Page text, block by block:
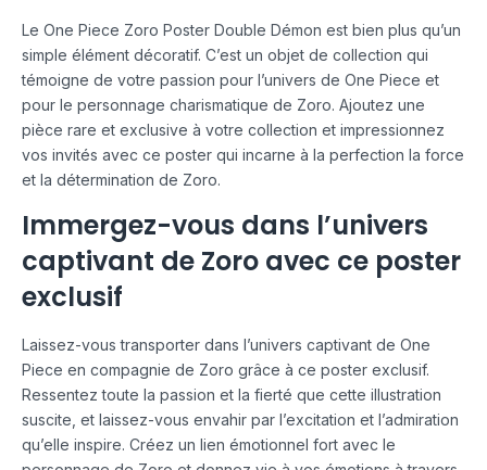
Le One Piece Zoro Poster Double Démon est bien plus qu’un
simple élément décoratif. C’est un objet de collection qui
témoigne de votre passion pour l’univers de One Piece et
pour le personnage charismatique de Zoro. Ajoutez une
pièce rare et exclusive à votre collection et impressionnez
vos invités avec ce poster qui incarne à la perfection la force
et la détermination de Zoro.
Immergez-vous dans l’univers
captivant de Zoro avec ce poster
exclusif
Laissez-vous transporter dans l’univers captivant de One
Piece en compagnie de Zoro grâce à ce poster exclusif.
Ressentez toute la passion et la fierté que cette illustration
suscite, et laissez-vous envahir par l’excitation et l’admiration
qu’elle inspire. Créez un lien émotionnel fort avec le